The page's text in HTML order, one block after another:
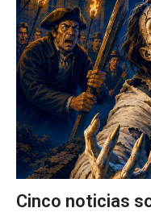
Cinco noticias